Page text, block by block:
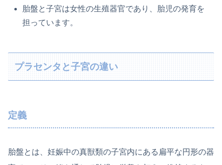
胎盤と子宮は女性の生殖器官であり、胎児の発育を
担っています。
プラセンタと子宮の違い
定義
胎盤とは、妊娠中の真獣類の子宮内にある扁平な円形の器